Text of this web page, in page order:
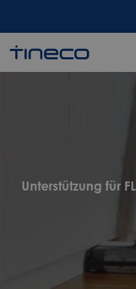
Unterstützung für